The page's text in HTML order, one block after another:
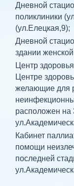
Дневной
поликлиники
(ул.Елецкая,9);
Дневной
здании
Центр
Центре
желающие для
расположен на
Кабинет
помощи
последней